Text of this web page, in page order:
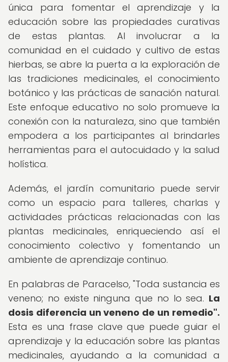
única para fomentar el aprendizaje y la
educación sobre las propiedades curativas
de estas plantas. Al involucrar a la
comunidad en el cuidado y cultivo de estas
hierbas, se abre la puerta a la exploración de
las tradiciones medicinales, el conocimiento
botánico y las prácticas de sanación natural.
Este enfoque educativo no solo promueve la
conexión con la naturaleza, sino que también
empodera a los participantes al brindarles
herramientas para el autocuidado y la salud
holística.
Además, el jardín comunitario puede servir
como un espacio para talleres, charlas y
actividades prácticas relacionadas con las
plantas medicinales, enriqueciendo así el
conocimiento colectivo y fomentando un
ambiente de aprendizaje continuo.
En palabras de Paracelso, "Toda sustancia es
veneno; no existe ninguna que no lo sea. La
dosis diferencia un veneno de un remedio".
Esta es una frase clave que puede guiar el
aprendizaje y la educación sobre las plantas
medicinales, ayudando a la comunidad a